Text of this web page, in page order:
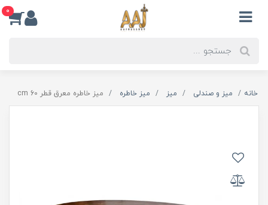
0
خانه میز و صندلی میز میز خاطره میز خاطره معرق قطر 60 cm